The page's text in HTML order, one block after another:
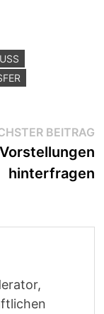
BEITRAG
hinterfragen